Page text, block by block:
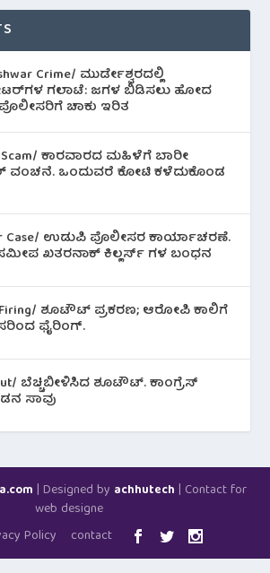
Crime/ ಮುರ್ಡೇಶ್ವರದಲ್ಲಿ
ಗಲಾಟೆ: ಜಗಳ ಬಿಡಿಸಲು ಹೋದ
ಪೊಲೀಸರಿಗೆ ಚಾಕು ಇರಿತ
Scam/ ಕಾರವಾರದ ಮಹಿಳೆಗೆ ಬಾರೀ
ಒಂದುವರೆ ಕೋಟಿ ಕಳೆದುಕೊಂಡ
Case/ ಉಡುಪಿ ಪೊಲೀಸರ ಕಾರ್ಯಾಚರಣೆ.
ಖತರನಾಕ್ ಕಿಲ್ಲರ್ಸ್ ಗಳ ಬಂಧನ
Firing/ ಶೂಟೌಟ್ ಪ್ರಕರಣ; ಆರೋಪಿ ಕಾಲಿಗೆ
ಫೈರಿಂಗ್.
ಬೆಚ್ಚಿಬೀಳಿಸಿದ ಶೂಟೌಟ್‌. ಕಾಂಗ್ರೆಸ್
ಸಾವು
| Designed by achhutech | Contact for
web designe
Policy contact